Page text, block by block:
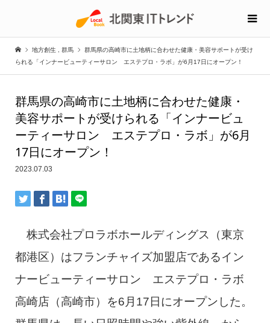
地方創生 群馬
群馬県の高崎市に土地柄に合わせた健康・美容サポートが受け
られる「インナービューティーサロン エステプロ・ラボ」が6月17日にオープン！
群馬県の高崎市に土地柄に合わせた健康・
美容サポートが受けられる「インナービュ
ーティーサロン エステプロ・ラボ」が6月
17日にオープン！
2023.07.03
株式会社プロラボホールディングス（東京
都港区）はフランチャイズ加盟店であるイン
ナービューティーサロン エステプロ・ラボ
高崎店（高崎市）を6月17日にオープンした。